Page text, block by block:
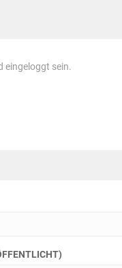
eingeloggt sein.